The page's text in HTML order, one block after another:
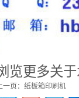
览更多关于
一页： 纸板箱印刷机